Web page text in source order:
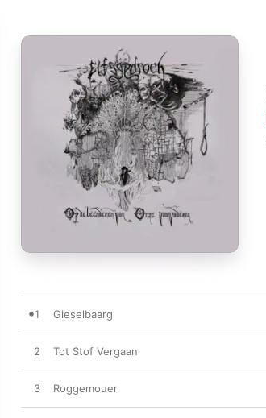
1 Gieselbaarg
2 Tot Stof Vergaan
3 Roggemouer